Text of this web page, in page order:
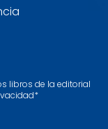
libros de la editorial
*